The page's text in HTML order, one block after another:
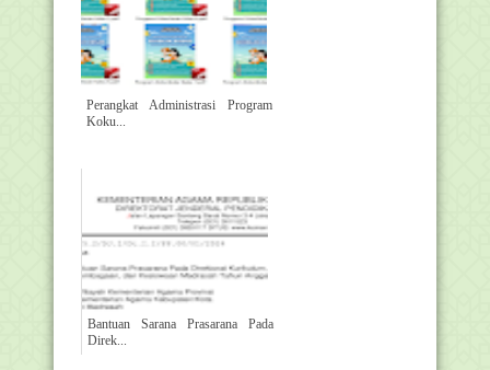
Perangkat Administrasi Program
Koku...
Bantuan Sarana Prasarana Pada
Direk...